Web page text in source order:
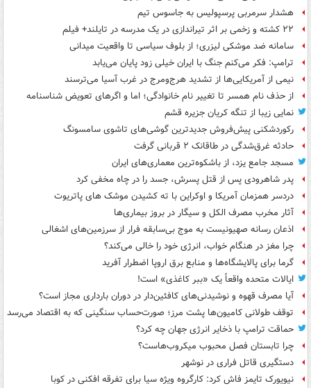
هشدار سرمربی پرسپولیس به جاسوس تیم
۲۲ کشته و زخمی بر اثر تیراندازی در یک مدرسه در تایلند+ فیلم
سامانه ضد موشکی لیزری؛ از بلوف سیاسی تا واقعیت میدانی
ترامپ: فکر می‌کنم جنگ با ایران خیلی زود پایان می‌یابد
نیمی از آمریکایی‌ها از تشدید هرج‌ومرج در غرب آسیا می‌ترسند
از حذف نام همسر تا تغییر نام خانوادگی؛ اما و اگرهای تعویض شناسنامه
نمایی زیبا از تنگه کریان جزیره قشم
رکوردشکنی پیش‌فروش جدیدترین گوشی‌های تاشوی سامسونگ
حادثه غرق‌شدگی در طاقانک ۲ قربانی گرفت
مسجد جامع یزد، از باشکوه‌ترین معماری‌های ایران
پدر شاهرودی پس از قتل پسرش، جسد را در چاه مخفی کرد
دردسر همزمان آمریکا و اوکراین با ته کشیدن موشک های پاتریوت
آثار مخرب مصرف الکل و سیگار در بروز بیماری‌ها
اذعان رسانه صهیونیست به موج بی‌سابقه فرار از سرزمین‌های اشغالی
چرا مغز در هنگام خواب، انرژی خود را خالی می‌کند؟
گرما برای پالایشگاه‌ها و منابع برق اروپا اضطرار آفرید
ایالات متحده واقعاً یک «ببر کاغذی» است!
آیا مصرف قهوه و نوشیدنی‌های کافئین‌دار در دوران بارداری مجاز است؟
توقف طولانی کامیون‌ها پشت مرز؛ صورت‌حساب سنگینی که به اقتصاد می‌رسد
حماقت ترامپ با ذخایر انرژی جهان چه کرد؟
چرا تابستان فصل محبوب میکروب‌هاست؟
دستگیری قاتل فراری در نوشهر
نیویورک تایمز فاش کرد: کارگروه ویژه سیا برای تفرقه افکنی در کوبا